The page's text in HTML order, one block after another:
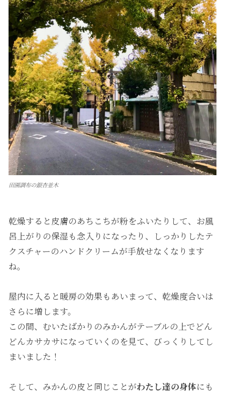
田園調布の銀杏並木
乾燥すると皮膚のあちこちが粉をふいたりして、お風
呂上がりの保湿も念入りになったり、しっかりしたテ
クスチャーのハンドクリームが手放せなくなります
ね。
屋内に入ると暖房の効果もあいまって、乾燥度合いは
さらに増します。
この間、むいたばかりのみかんがテーブルの上でどん
どんカサカサになっていくのを見て、びっくりしてし
まいました！
そして、みかんの皮と同じことがわたし達の身体にも